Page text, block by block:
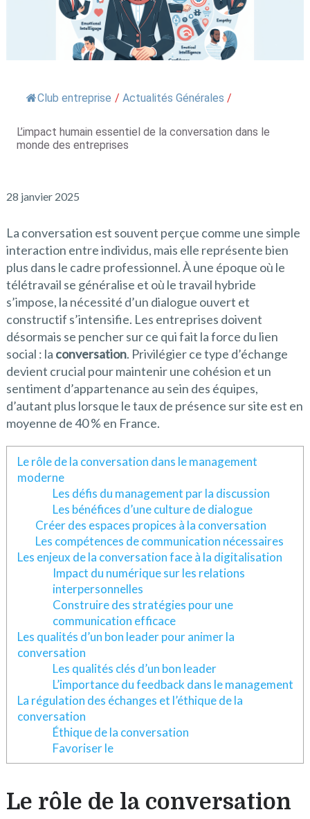
Club entreprise / Actualités Générales /
L’impact humain essentiel de la conversation dans le
monde des entreprises
28 janvier 2025
La conversation est souvent perçue comme une simple
interaction entre individus, mais elle représente bien
plus dans le cadre professionnel. À une époque où le
télétravail se généralise et où le travail hybride
s’impose, la nécessité d’un dialogue ouvert et
constructif s’intensifie. Les entreprises doivent
désormais se pencher sur ce qui fait la force du lien
social : la conversation. Privilégier ce type d’échange
devient crucial pour maintenir une cohésion et un
sentiment d’appartenance au sein des équipes,
d’autant plus lorsque le taux de présence sur site est en
moyenne de 40 % en France.
Le rôle de la conversation dans le management
moderne
Les défis du management par la discussion
Les bénéfices d’une culture de dialogue
Créer des espaces propices à la conversation
Les compétences de communication nécessaires
Les enjeux de la conversation face à la digitalisation
Impact du numérique sur les relations
interpersonnelles
Construire des stratégies pour une
communication efficace
Les qualités d’un bon leader pour animer la
conversation
Les qualités clés d’un bon leader
L’importance du feedback dans le management
La régulation des échanges et l’éthique de la
conversation
Éthique de la conversation
Favoriser le
Le rôle de la conversation